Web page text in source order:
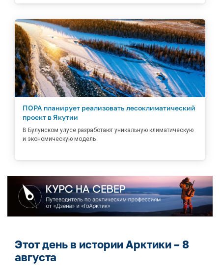
ПОРА планирует реализовать лесоклиматический
проект в Якутии
В Булунском улусе разработают уникальную климатическую
и экономическую модель
Этот день в истории Арктики – 8
августа